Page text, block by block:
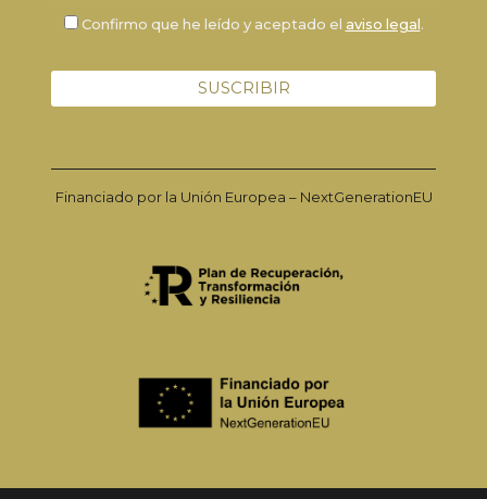
Confirmo que he leído y aceptado el aviso legal.
Financiado por la Unión Europea – NextGenerationEU